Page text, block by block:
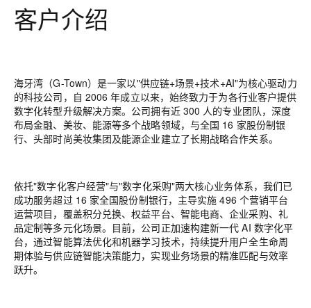
客户介绍
海牙湾（G-Town）是一家以"供应链+场景+技术+AI"为核心驱动力
的科技公司，自 2006 年成立以来，始终致力于为各行业客户提供
数字化转型升级解决方案。公司拥有近 300 人的专业团队，深度
布局金融、美妆、能源等多个战略领域，与全国 16 家股份制银
行、头部时尚美妆集团及能源企业建立了长期战略合作关系。
依托"数字化客户经营"与"数字化采购"两大核心业务体系，我们已
成功服务超过 16 家全国股份制银行，主导实施 496 个营销平台
运营项目，覆盖积分兑换、权益平台、智能电商、企业采购、礼
品定制等多元化场景。目前，公司正加速构建新一代 AI 数字化平
台，通过智能算法优化和机器学习技术，持续提升用户全生命周
期体验与供应链智能决策能力，实现业务场景的精准匹配与效率
跃升。